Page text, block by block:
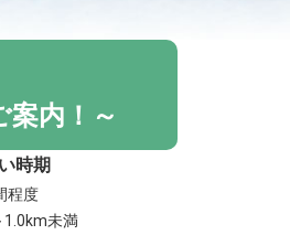
案内！～
時期
程度
1.0km未満